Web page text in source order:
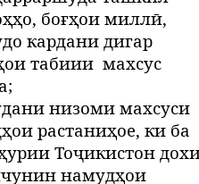
боғҳои миллӣ,
кардани дигар
табиии махсус
низоми махсуси
растаниҳое, ки ба
Тоҷикистон
намудҳои